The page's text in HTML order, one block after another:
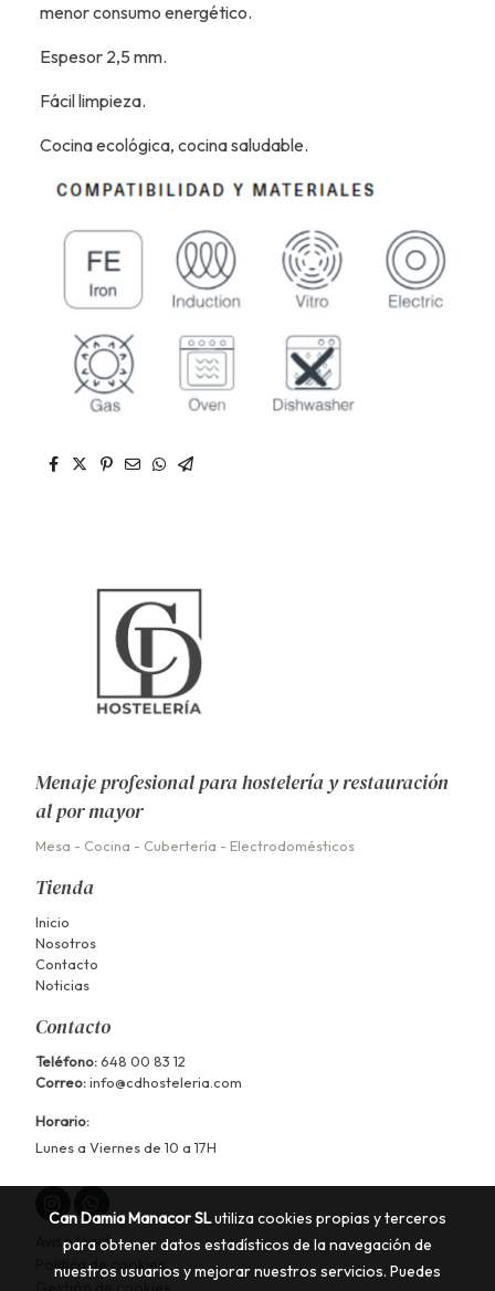
menor consumo energético.
Espesor 2,5 mm.
Fácil limpieza.
Cocina ecológica, cocina saludable.
Menaje profesional para hostelería y restauración
al por mayor
Mesa - Cocina - Cubertería - Electrodomésticos
Tienda
Inicio
Nosotros
Contacto
Noticias
Contacto
Teléfono: 648 00 83 12
Correo:info@cdhosteleria.com
Horario:
Lunes a Viernes de 10 a 17H
Aviso legal
Política de cookies
Can Damia Manacor SLutiliza cookies propias y terceros
para obtener datos estadísticos de la navegación de
nuestros usuarios y mejorar nuestros servicios. Puedes